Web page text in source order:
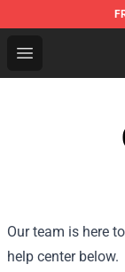
Open menu
Fairy Tail
Our team is here
help center below.